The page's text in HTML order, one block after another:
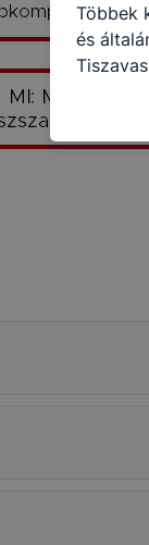
Többek
és